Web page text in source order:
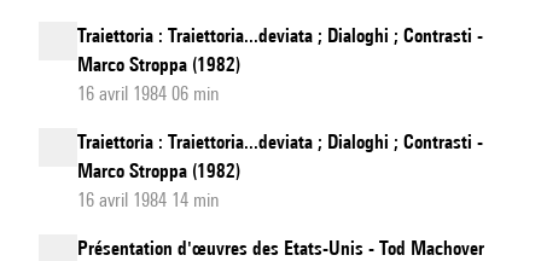
Traiettoria : Traiettoria...deviata ; Dialoghi ; Contrasti -
Marco Stroppa (1982)
16 avril 1984 06 min
Traiettoria : Traiettoria...deviata ; Dialoghi ; Contrasti -
Marco Stroppa (1982)
16 avril 1984 14 min
Présentation d'œuvres des Etats-Unis - Tod Machover